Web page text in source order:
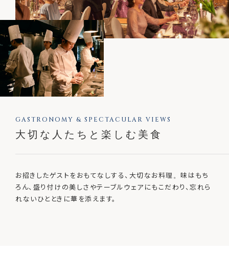
GASTRONOMY & SPECTACULAR VIEWS
大切な人たちと楽しむ美食
お招きしたゲストをおもてなしする、大切なお料理。味はもち
ろん、盛り付けの美しさやテーブルウェアにもこだわり、忘れら
れないひとときに華を添えます。